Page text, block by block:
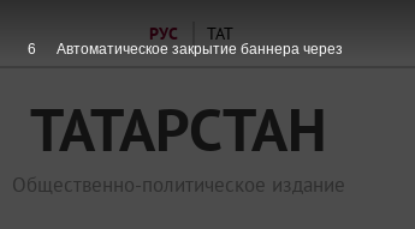
РУС ТАТ
ТАТАРСТАН
Общественно-политическое издание
6 Автоматическое закрытие баннера через